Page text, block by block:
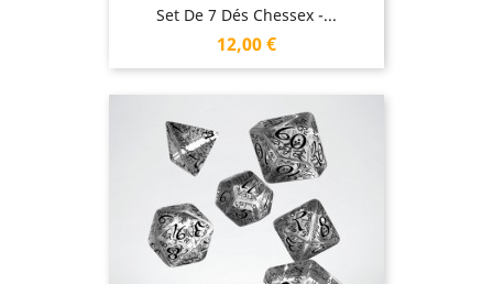
Set De 7 Dés Chessex -...
Prix
12,00 €